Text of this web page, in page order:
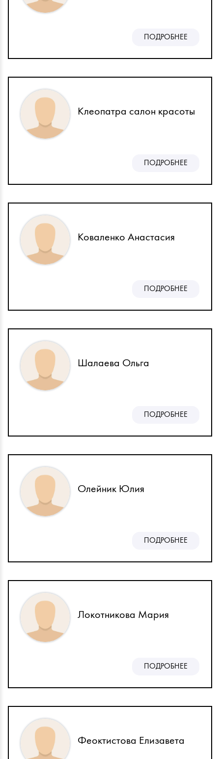
ПОДРОБНЕЕ
Клеопатра салон красоты
ПОДРОБНЕЕ
Коваленко Анастасия
ПОДРОБНЕЕ
Шалаева Ольга
ПОДРОБНЕЕ
Олейник Юлия
ПОДРОБНЕЕ
Локотникова Мария
ПОДРОБНЕЕ
Феоктистова Елизавета